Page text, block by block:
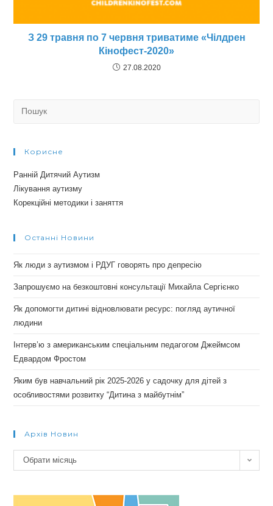
З 29 травня по 7 червня триватиме «Чілдрен
Кінофест-2020»
27.08.2020
Корисне
Ранній Дитячий Аутизм
Лікування аутизму
Корекційні методики і заняття
Останні Новини
Як люди з аутизмом і РДУГ говорять про депресію
Запрошуємо на безкоштовні консультації Михайла Сергієнко
Як допомогти дитині відновлювати ресурс: погляд аутичної
людини
Інтерв’ю з американським спеціальним педагогом Джеймсом
Едвардом Фростом
Яким був навчальний рік 2025-2026 у садочку для дітей з
особливостями розвитку “Дитина з майбутнім”
Архів Новин
Архів
новин
Обрати місяць